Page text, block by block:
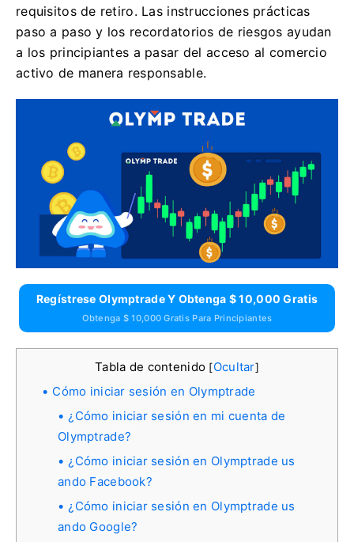
requisitos de retiro. Las instrucciones prácticas
paso a paso y los recordatorios de riesgos ayudan
a los principiantes a pasar del acceso al comercio
activo de manera responsable.
Regístrese Olymptrade Y Obtenga $ 10,000 Gratis
Obtenga $ 10,000 Gratis Para Principiantes
Tabla de contenido [Ocultar]
Cómo iniciar sesión en Olymptrade
¿Cómo iniciar sesión en mi cuenta de
Olymptrade?
¿Cómo iniciar sesión en Olymptrade us
ando Facebook?
¿Cómo iniciar sesión en Olymptrade us
ando Google?